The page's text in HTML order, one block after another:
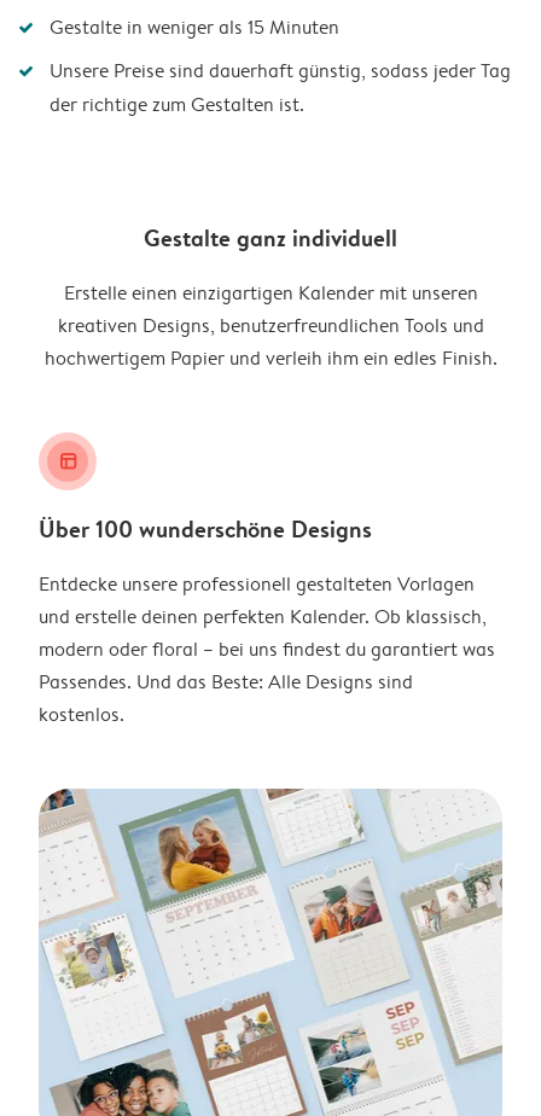
Gestalte in weniger als 15 Minuten
Unsere Preise sind dauerhaft günstig, sodass jeder Tag
der richtige zum Gestalten ist.
Gestalte ganz individuell
Erstelle einen einzigartigen Kalender mit unseren
kreativen Designs, benutzerfreundlichen Tools und
hochwertigem Papier und verleih ihm ein edles Finish.
layout_alt
Über 100 wunderschöne Designs
Entdecke unsere professionell gestalteten Vorlagen
und erstelle deinen perfekten Kalender. Ob klassisch,
modern oder floral – bei uns findest du garantiert was
Passendes. Und das Beste: Alle Designs sind
kostenlos.